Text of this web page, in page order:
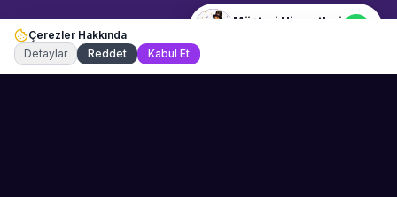
Müşteri Hizmetleri
Çerezler Hakkında
Detaylar
Reddet Kabul Et